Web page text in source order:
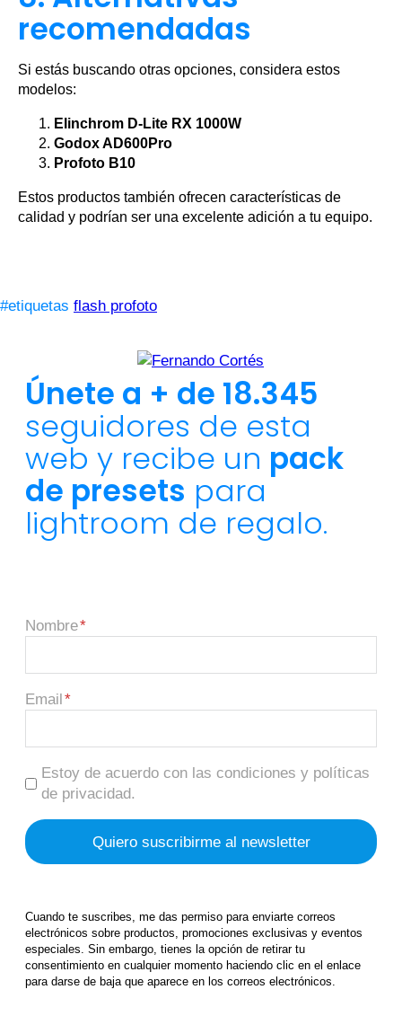
recomendadas
Si estás buscando otras opciones, considera estos
modelos:
Elinchrom D-Lite RX 1000W
Godox AD600Pro
Profoto B10
Estos productos también ofrecen características de
calidad y podrían ser una excelente adición a tu equipo.
#etiquetas flash profoto
Únete a + de 18.345
seguidores de esta
web y recibe un pack
de presets para
lightroom de regalo.
Nombre
Email
Estoy de acuerdo con las condiciones y políticas
de privacidad.
Cuando te suscribes, me das permiso para enviarte correos
electrónicos sobre productos, promociones exclusivas y eventos
especiales. Sin embargo, tienes la opción de retirar tu
consentimiento en cualquier momento haciendo clic en el enlace
para darse de baja que aparece en los correos electrónicos.